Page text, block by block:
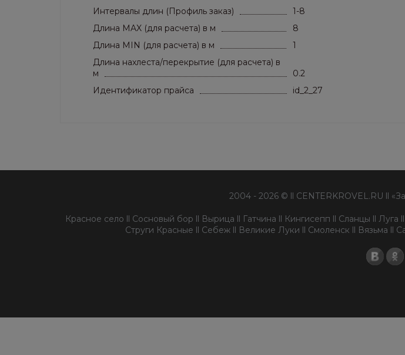
Интервалы длин (Профиль заказ)
1-8
Длина MAX (для расчета) в м
8
Длина MIN (для расчета) в м
1
Длина нахлеста/перекрытие (для расчета) в
м
0.2
Идентификатор прайса
id_2_27
2004 - 2026 © ll CENTERKROVEL.RU ll
Красное село ll Сосновый бор ll Вырица ll Гатчина ll Кингисепп ll Сланцы ll
Струги Красные ll Себеж ll Великие Луки ll Смоленск ll Вязьма ll